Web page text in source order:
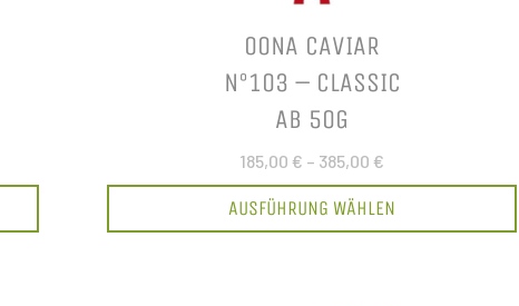
OONA CAVIAR
N°103 – CLASSIC
AB 50G
185,00 € – 385,00 €
AUSFÜHRUNG WÄHLEN